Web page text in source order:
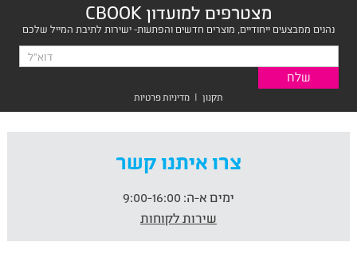
מצטרפים למועדון CBOOK
נהנים ממבצעים ייחודיים, מוצרים חדשים והפתעות- ישירות לתיבת המייל שלכם
תקנון | מדיניות פרטיות
צרו איתנו קשר
ימים א-ה:
שירות לקוחות